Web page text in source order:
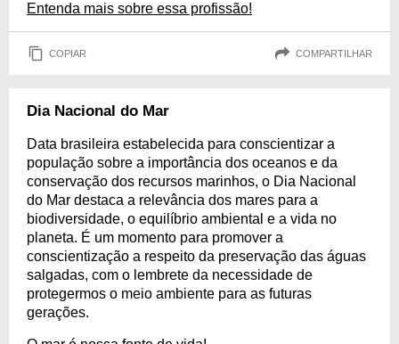
Entenda mais sobre essa profissão!
COPIAR COMPARTILHAR
Dia Nacional do Mar
Data brasileira estabelecida para conscientizar a
população sobre a importância dos oceanos e da
conservação dos recursos marinhos, o Dia Nacional
do Mar destaca a relevância dos mares para a
biodiversidade, o equilíbrio ambiental e a vida no
planeta. É um momento para promover a
conscientização a respeito da preservação das águas
salgadas, com o lembrete da necessidade de
protegermos o meio ambiente para as futuras
gerações.